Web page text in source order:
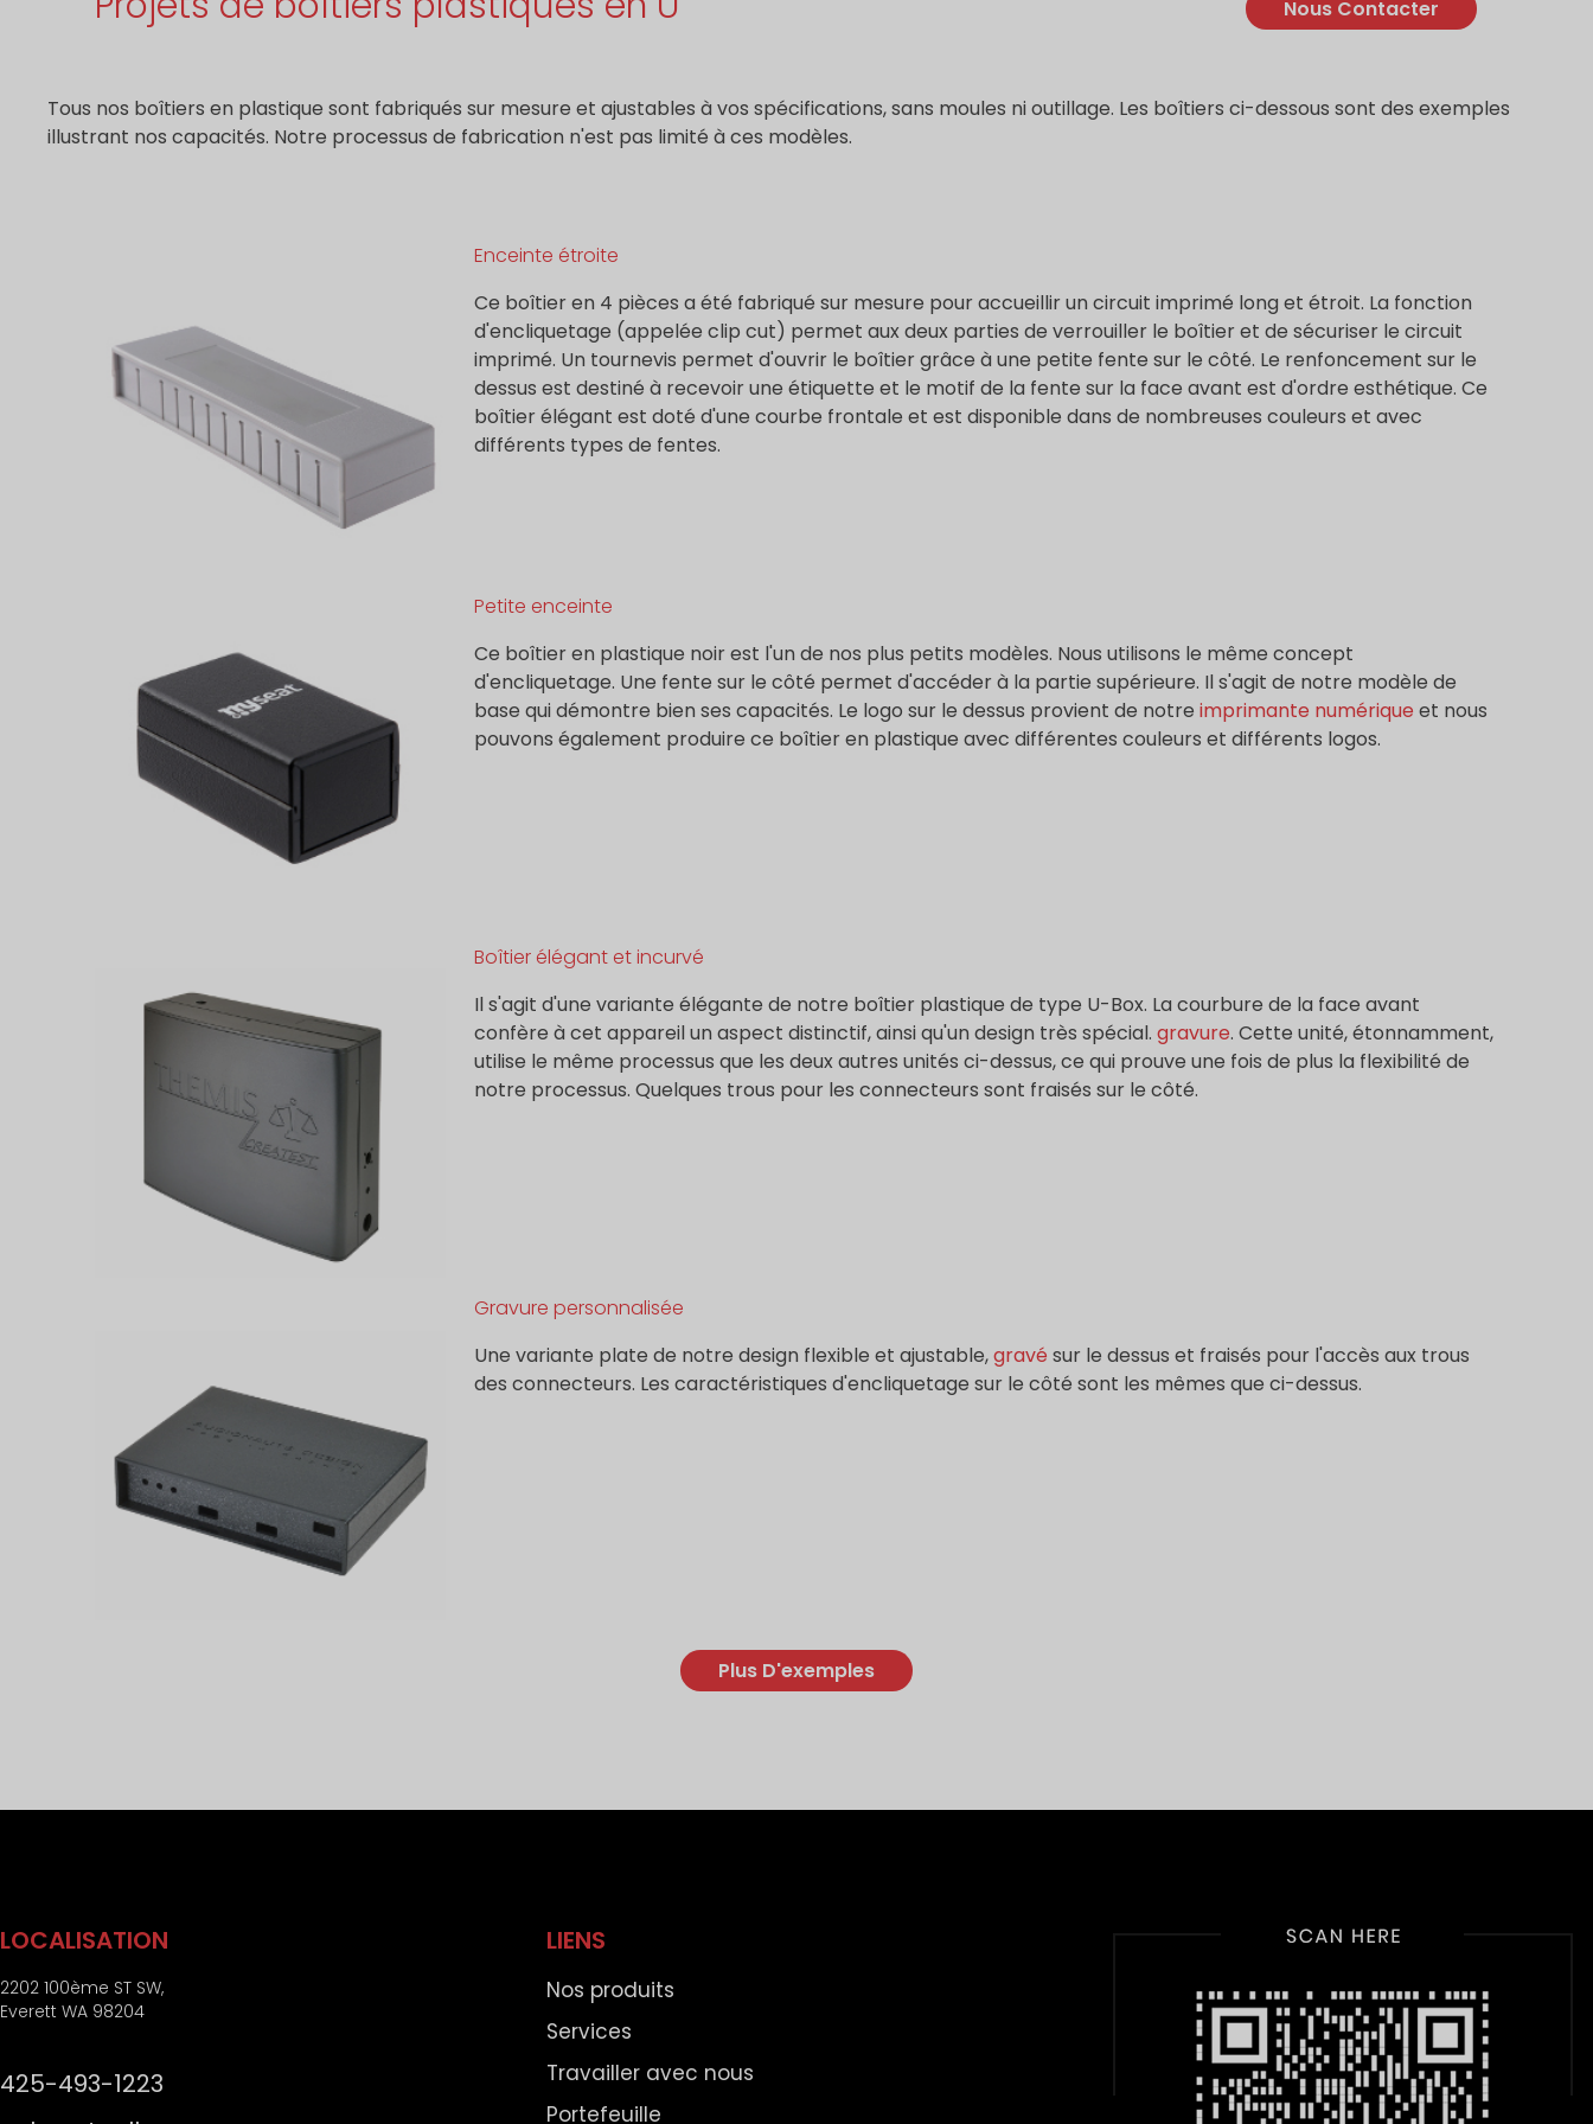
Nous Contacter
Tous nos boîtiers en plastique sont fabriqués sur mesure et ajustables à vos spécifications, sans moules ni outillage. Les boîtiers ci-dessous sont des exemples
illustrant nos capacités. Notre processus de fabrication n'est pas limité à ces modèles.
Enceinte étroite
Ce boîtier en 4 pièces a été fabriqué sur mesure pour accueillir un circuit imprimé long et étroit. La fonction
d'encliquetage (appelée clip cut) permet aux deux parties de verrouiller le boîtier et de sécuriser le circuit
imprimé. Un tournevis permet d'ouvrir le boîtier grâce à une petite fente sur le côté. Le renfoncement sur le
dessus est destiné à recevoir une étiquette et le motif de la fente sur la face avant est d'ordre esthétique. Ce
boîtier élégant est doté d'une courbe frontale et est disponible dans de nombreuses couleurs et avec
différents types de fentes.
Petite enceinte
Ce boîtier en plastique noir est l'un de nos plus petits modèles. Nous utilisons le même concept
d'encliquetage. Une fente sur le côté permet d'accéder à la partie supérieure. Il s'agit de notre modèle de
base qui démontre bien ses capacités. Le logo sur le dessus provient de notre imprimante numérique et nous
pouvons également produire ce boîtier en plastique avec différentes couleurs et différents logos.
Boîtier élégant et incurvé
Il s'agit d'une variante élégante de notre boîtier plastique de type U-Box. La courbure de la face avant
confère à cet appareil un aspect distinctif, ainsi qu'un design très spécial. gravure. Cette unité, étonnamment,
utilise le même processus que les deux autres unités ci-dessus, ce qui prouve une fois de plus la flexibilité de
notre processus. Quelques trous pour les connecteurs sont fraisés sur le côté.
Gravure personnalisée
Une variante plate de notre design flexible et ajustable,gravé sur le dessus et fraisés pour l'accès aux trous
des connecteurs. Les caractéristiques d'encliquetage sur le côté sont les mêmes que ci-dessus.
Plus D'exemples
LOCALISATION
2202 100ème ST SW,
Everett WA 98204
425-493-1223
LIENS
Nos produits
Services
Travailler avec nous
Portefeuille